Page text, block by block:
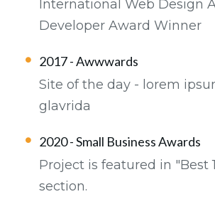
International Web Design
Developer Award Winner
2017 - Awwwards
Site of the day - lorem
glavrida
2020 - Small Business Awards
Project is featured in "Best
section.